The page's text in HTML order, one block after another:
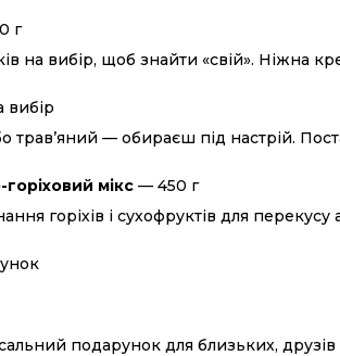
г
на вибір, щоб знайти «свій». Ніжна
вибір
— обираєш під настрій.
мікс — 450 г
горіхів і сухофруктів для перекусу
подарунок для близьких, друзів